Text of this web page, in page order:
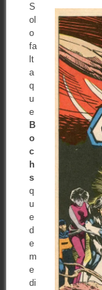
S
ol
o
fa
lt
a
q
u
e
B
o
c
h
s
q
u
e
d
e
m
e
di